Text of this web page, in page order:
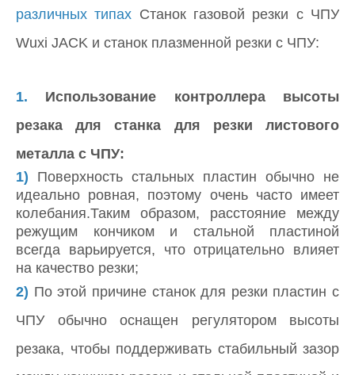
различных типах Станок газовой резки с ЧПУ
Wuxi JACK и станок плазменной резки с ЧПУ:
1. Использование контроллера высоты
резака для станка для резки листового
металла с ЧПУ:
1) Поверхность стальных пластин обычно не
идеально ровная, поэтому очень часто имеет
колебания.Таким образом, расстояние между
режущим кончиком и стальной пластиной
всегда варьируется, что отрицательно влияет
на качество резки;
2) По этой причине станок для резки пластин с
ЧПУ обычно оснащен регулятором высоты
резака, чтобы поддерживать стабильный зазор